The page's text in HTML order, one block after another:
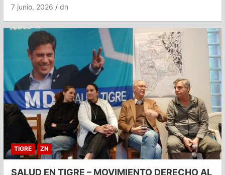
7 junio, 2026 dn
TIGRE ZN
SALUD EN TIGRE – MOVIMIENTO DERECHO AL